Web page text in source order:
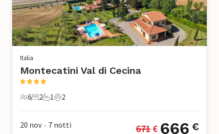
Italia
Montecatini Val di Cecina
6 Ospiti
6
2 Camere da letto
2
1 Bagno
1
2 Animali domestici
2
20 nov • 7 notti 671 € 666 €